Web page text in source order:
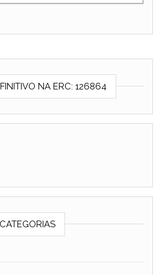
NA ERC: 126864
CATEGORIAS